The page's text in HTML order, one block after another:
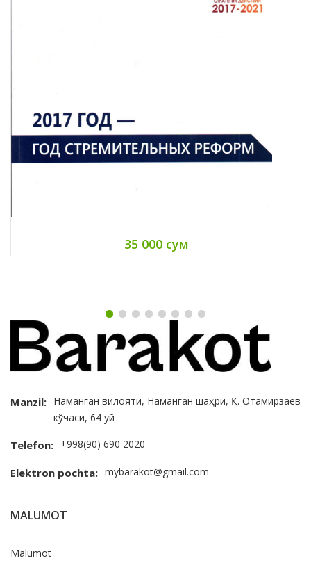
35 000 сум
Manzil: Наманган вилояти, Наманган шаҳри, Қ. Отамирзаев
кўчаси, 64 уй
Telefon: +998(90) 690 2020
Elektron pochta: mybarakot@gmail.com
MALUMOT
Malumot